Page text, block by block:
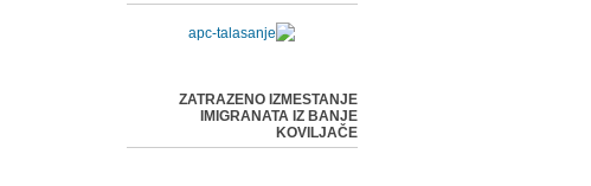
ZATRAZENO IZMESTANJE
IMIGRANATA IZ BANJE
KOVILJAČE